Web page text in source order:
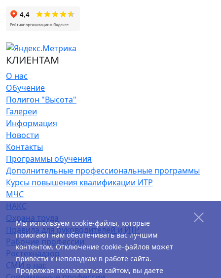
КЛИЕНТАМ
О нас
Обучение
Полигон "Высота"
Галереи
Информация
Новости
Контакты
Программы обучения
Дополнительные профессиональные программы
Курсы повышения квалификации ИТР
МЧС
НАКС
Охрана труда
Правила для руководителей и ИТР
Рабочие профессии
Ростехнадзор
СМИ о нас
Мы используем cookie-файлы, которые
помогают нам обеспечивать вас лучшим
контентом. Отключение cookie-файлов может
привести к неполадкам в работе сайта.
Продолжая пользоваться сайтом, вы даете